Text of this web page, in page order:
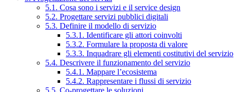
5.1. Cosa sono i servizi e il service design
5.2. Progettare servizi pubblici digitali
5.3. Definire il modello di servizio
5.3.1. Identificare gli attori coinvolti
5.3.2. Formulare la proposta di valore
5.3.3. Inquadrare gli elementi costitutivi del servizio
5.4. Descrivere il funzionamento del servizio
5.4.1. Mappare l’ecosistema
5.4.2. Rappresentare i flussi di servizio
5.5. Co-progettare le soluzioni